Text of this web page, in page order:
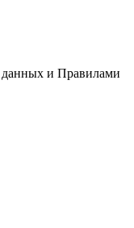
данных и Правилами